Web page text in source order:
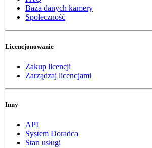
Baza danych kamery
Społeczność
Licencjonowanie
Zakup licencji
Zarządzaj licencjami
Inny
API
System Doradca
Stan usługi